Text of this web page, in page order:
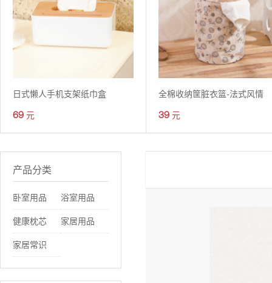
日式懒人手机支架纸巾盒
69 元
全棉收纳筐脏衣篮-法式风情
39 元
产品分类
卧室用品 浴室用品
健康枕芯 家居用品
家居常识